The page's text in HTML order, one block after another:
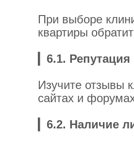
При выборе
квартиры
6.1.
Изучите отзывы
сайтах и
6.2. Наличие